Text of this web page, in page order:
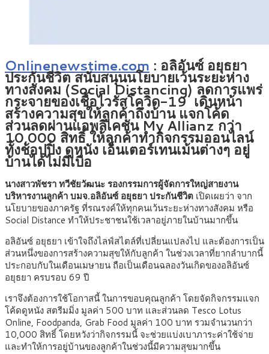
Onlinenewstime.com : อลิอันซ์ อยุธยา
ประกันชีวิต สนับสนุนนโยบายเว้นระยะห่าง
ทางสังคม (Social Distancing) ลดการแพร่
กระจายของเชื้อไวรัสโควิด-19 เดินหน้า
สร้างความสุขให้ลูกค้าถึงบ้าน แจกโค้ด
ส่วนลดผ่านแอพลิเคชัน My Allianz กว่า
10,000 สิทธิ์ ให้ลูกค้าทำกิจกรรมออนไลน์
ทั้งช้อปปิ้ง ดูหนัง เอ็นเตอร์เทนเม้นต่างๆ อยู่
บ้านได้ไม่มีเบื่อ
นางสาวพัชรา ทวีชัยวัฒนะ รองกรรมการผู้จัดการใหญ่สายงาน
บริหารงานลูกค้า บมจ.อลิอันซ์ อยุธยา ประกันชีวิต เปิดเผยว่า จาก
นโยบายของภาครัฐ ที่รณรงค์ให้ทุกคนเว้นระยะห่างทางสังคม หรือ
Social Distance ทำให้ประชาชนใช้เวลาอยู่ภายในบ้านมากขึ้น
อลิอันซ์ อยุธยา เข้าใจถึงไลฟ์สไตล์ที่เปลี่ยนแปลงไป และต้องการเป็น
ส่วนหนึ่งของการสร้างความสุขให้กับลูกค้า ในช่วงเวลาที่ยากลำบากนี้
ประกอบกับในเดือนเมษายน ถือเป็นเดือนฉลองวันเกิดของอลิอันซ์
อยุธยา ครบรอบ 69 ปี
เราจึงต้องการใช้โอกาสนี้ ในการขอบคุณลูกค้า โดยจัดกิจกรรมแจก
โค้ดดูหนัง สตรีมมิ่ง มูลค่า 500 บาท และส่วนลด Tesco Lotus
Online, Foodpanda, Grab Food มูลค่า 100 บาท รวมจำนวนกว่า
10,000 สิทธิ์ โดยหวังว่ากิจกรรมนี้ จะช่วยแบ่งเบาภาระค่าใช้จ่าย
และทำให้การอยู่บ้านของลูกค้าในช่วงนี้มีความสุขมากขึ้น